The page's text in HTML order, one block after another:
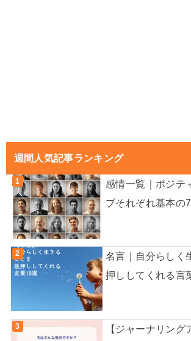
週間人気記事ランキング
感情一覧｜ポジテ
ブそれぞれ基本の
名言｜自分らしく
押ししてくれる言
【ジャーナリン